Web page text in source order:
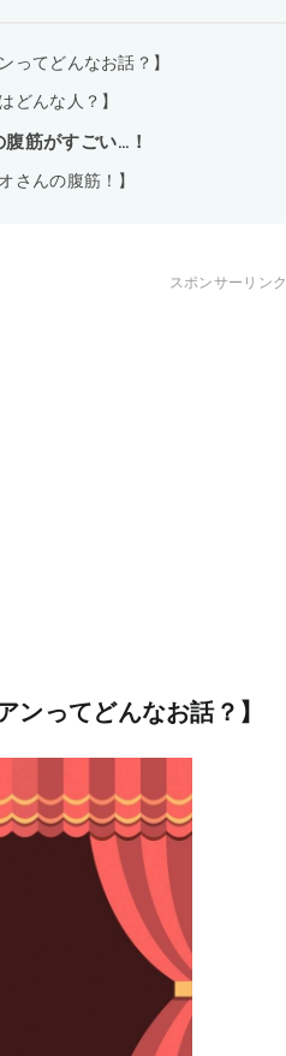
ってどんなお話？】
どんな人？】
筋がすごい…！
さんの腹筋！】
スポンサーリンク
ンってどんなお話？】